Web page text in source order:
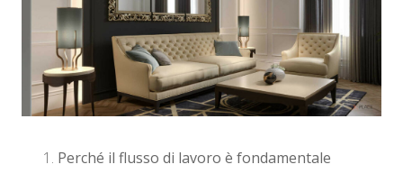
Perché il flusso di lavoro è fondamentale